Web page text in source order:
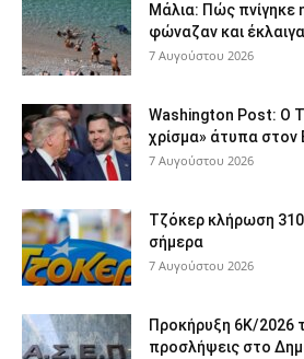
Μάλια: Πώς πνίγηκε
φώναζαν και
7 Αυγούστου 2026
Washington Post: Ο
χρίσμα» άτυπα στον
7 Αυγούστου 2026
Τζόκερ κλήρωση
σήμερα
7 Αυγούστου 2026
Προκήρυξη 6Κ/2026
προσλήψεις στο